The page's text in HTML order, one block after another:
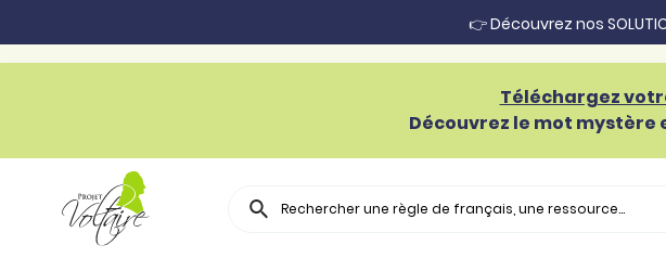
👉 Découvrez nos
Téléchargez
Découvrez le mot mystère
Rechercher